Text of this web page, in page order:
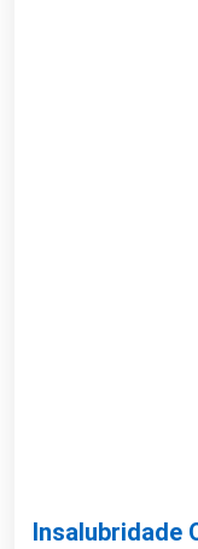
Insalubridade